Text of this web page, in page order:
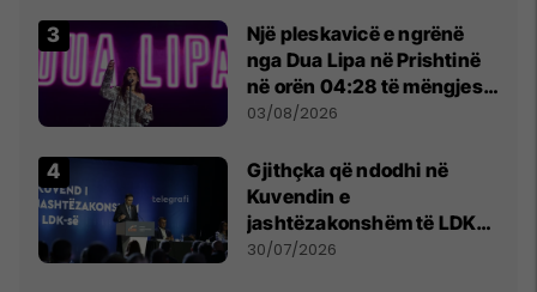
Një pleskavicë e ngrënë
nga Dua Lipa në Prishtinë
në orën 04:28 të mëngjesit
- dhe bota digjitale serbe
03/08/2026
Gjithçka që ndodhi në
Kuvendin e
jashtëzakonshëm të LDK-
së
30/07/2026